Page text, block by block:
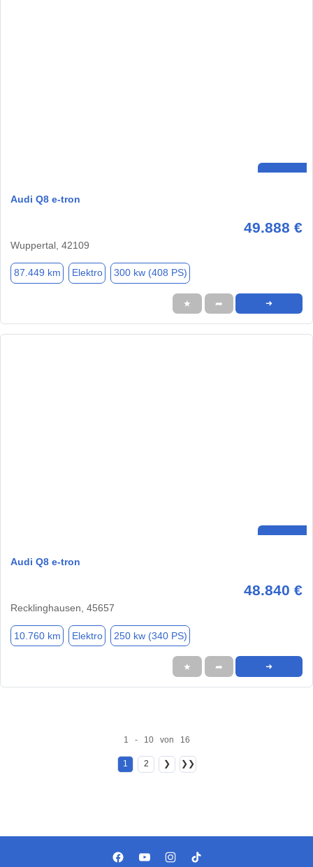
Audi Q8 e-tron
49.888 €
Wuppertal, 42109
87.449 km Elektro 300 kw (408 PS)
★ ➦ ➜
Audi Q8 e-tron
48.840 €
Recklinghausen, 45657
10.760 km Elektro 250 kw (340 PS)
★ ➦ ➜
1 - 10 von 16
1 2 ❯ ❯❯